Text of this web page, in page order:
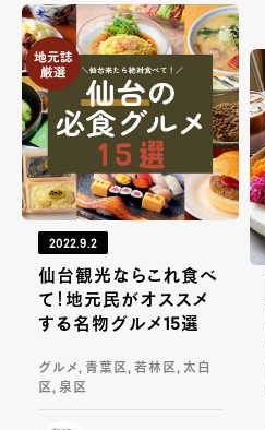
2022.9.2
仙台観光ならこれ食べ
て！地元民がオススメ
する名物グルメ15選
グルメ, 青葉区, 若林区, 太白
区, 泉区